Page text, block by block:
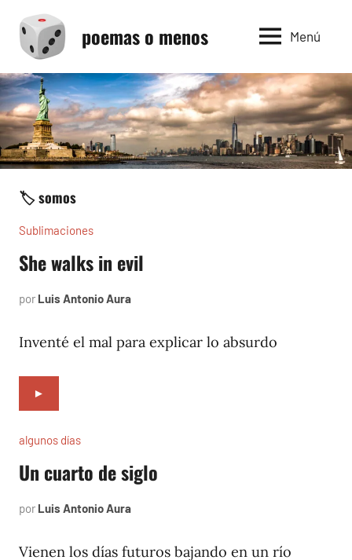
contenido
poemas o menos Menú
🏷️ somos
Sublimaciones
She walks in evil
por Luis Antonio Aura
2023
Inventé el mal para explicar lo absurdo
►
algunos días
Un cuarto de siglo
por Luis Antonio Aura
1997
Vienen los días futuros bajando en un río